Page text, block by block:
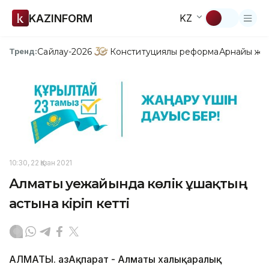
KAZINFORM KZ
Тренд:Сайлау-2026 Конституциялық реформаАрнайы
10:30, 22 Қазан 2021
Алматы әуежайында көлік ұшақтың
астына кіріп кетті
АЛМАТЫ. ҚазАқпарат - Алматы халықаралық